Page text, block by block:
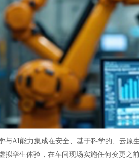
与AI能力集成在安全、基于科学的、云原
拟孪生体验，在车间现场实施任何变更